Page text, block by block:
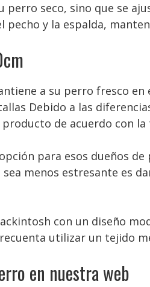
perro seco, sino que se
y la espalda,
a su perro fresco
Debido a las
de acuerdo con
para esos dueños
menos estresante es
con un diseño
utilizar un tejido
en nuestra web